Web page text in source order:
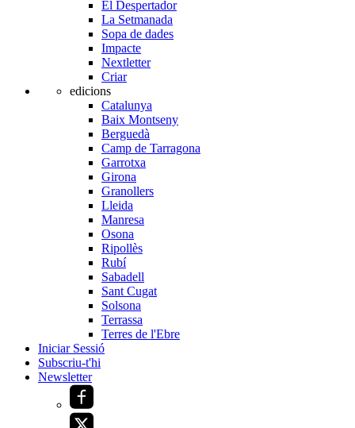
El Despertador
La Setmanada
Sopa de dades
Impacte
Nextletter
Criar
edicions
Catalunya
Baix Montseny
Berguedà
Camp de Tarragona
Garrotxa
Girona
Granollers
Lleida
Manresa
Osona
Ripollès
Rubí
Sabadell
Sant Cugat
Solsona
Terrassa
Terres de l'Ebre
Iniciar Sessió
Subscriu-t'hi
Newsletter